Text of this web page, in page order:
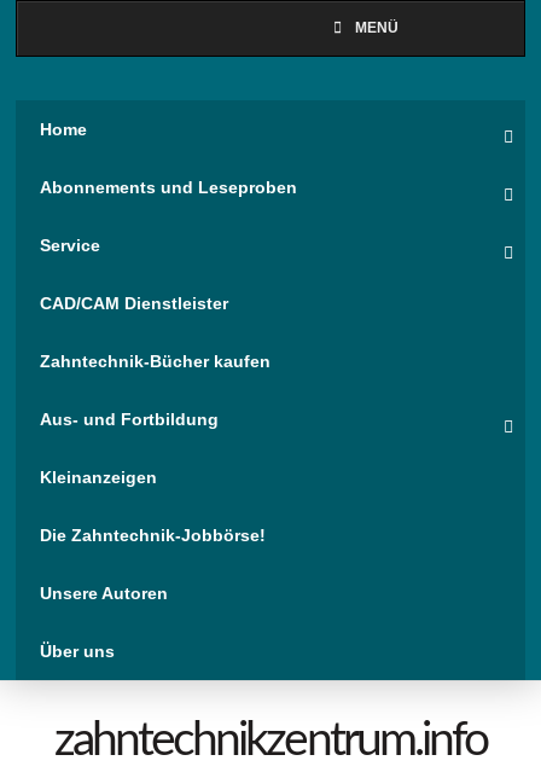
MENÜ
Home
Abonnements und Leseproben
Service
CAD/CAM Dienstleister
Zahntechnik-Bücher kaufen
Aus- und Fortbildung
Kleinanzeigen
Die Zahntechnik-Jobbörse!
Unsere Autoren
Über uns
zahntechnikzentrum.info